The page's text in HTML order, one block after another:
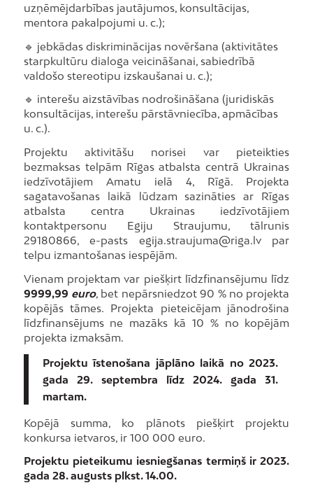
uzņēmējdarbības jautājumos, konsultācijas,
mentora pakalpojumi u. c.);
🔹 jebkādas diskriminācijas novēršana (aktivitātes
starpkultūru dialoga veicināšanai, sabiedrībā
valdošo stereotipu izskaušanai u. c.);
🔹 interešu aizstāvības nodrošināšana (juridiskās
konsultācijas, interešu pārstāvniecība, apmācības
u. c.).
Projektu aktivitāšu norisei var pieteikties
bezmaksas telpām Rīgas atbalsta centrā Ukrainas
iedzīvotājiem Amatu ielā 4, Rīgā. Projekta
sagatavošanas laikā lūdzam sazināties ar Rīgas
atbalsta centra Ukrainas iedzīvotājiem
kontaktpersonu Egiju Straujumu, tālrunis
29180866, e-pasts egija.straujuma@riga.lv par
telpu izmantošanas iespējām.
Vienam projektam var piešķirt līdzfinansējumu līdz
9999,99 euro, bet nepārsniedzot 90 % no projekta
kopējās tāmes. Projekta pieteicējam jānodrošina
līdzfinansējums ne mazāks kā 10 % no kopējām
projekta izmaksām.
Projektu īstenošana jāplāno laikā no 2023.
gada 29. septembra līdz 2024. gada 31.
martam.
Kopējā summa, ko plānots piešķirt projektu
konkursa ietvaros, ir 100 000 euro.
Projektu pieteikumu iesniegšanas termiņš ir 2023.
gada 28. augusts plkst. 14.00.